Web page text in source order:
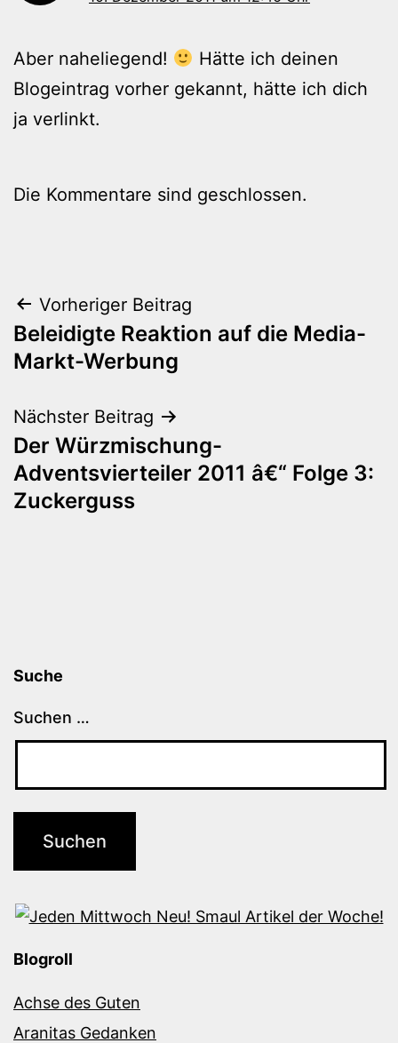
Aber naheliegend!
Hätte ich deinen
Blogeintrag vorher gekannt, hätte ich dich
ja verlinkt.
Die Kommentare sind geschlossen.
Beitragsnavigation
Vorheriger Beitrag
Beleidigte Reaktion auf die Media-
Markt-Werbung
Nächster Beitrag
Der Würzmischung-
Adventsvierteiler 2011 â€“ Folge 3:
Zuckerguss
Suche
Suchen …
Blogroll
Achse des Guten
Aranitas Gedanken